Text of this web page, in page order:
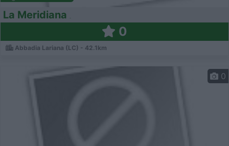
La Meridiana
0
Abbadia Lariana (LC) - 42.1km
0